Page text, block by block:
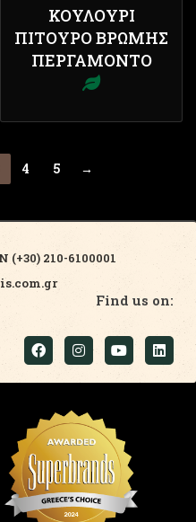
ΚΟΥΛΟΎΡΙ
ΠΊΤΟΥΡΟ ΒΡΏΜΗΣ
ΠΕΡΓΑΜΌΝΤΟ
4 5 →
210-6100001
Find us on: